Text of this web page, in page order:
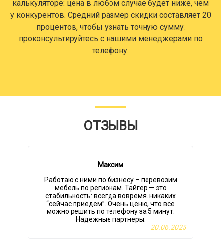
калькуляторе: цена в любом случае будет ниже, чем
у конкурентов. Средний размер скидки составляет 20
процентов, чтобы узнать точную сумму,
проконсультируйтесь с нашими менеджерами по
телефону.
ОТЗЫВЫ
Максим
Работаю с ними по бизнесу – перевозим
мебель по регионам. Тайгер — это
стабильность: всегда вовремя, никаких
“сейчас приедем”. Очень ценю, что все
можно решить по телефону за 5 минут.
Надежные партнеры.
20.06.2025